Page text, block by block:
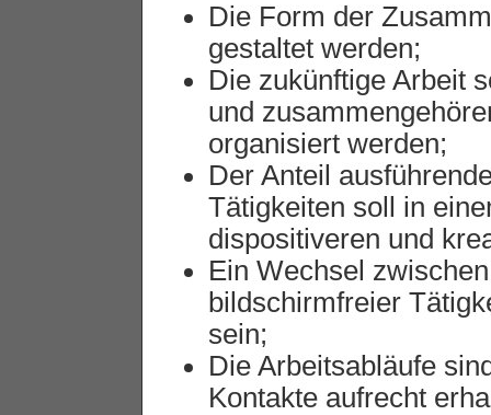
Die Form der
gestaltet werden;
Die zukünftige Arbeit
und
organisiert werden;
Der Anteil
Tätigkeiten soll in
dispositiveren und
Ein Wechsel
bildschirmfreier
sein;
Die Arbeitsabläufe
Kontakte aufrecht